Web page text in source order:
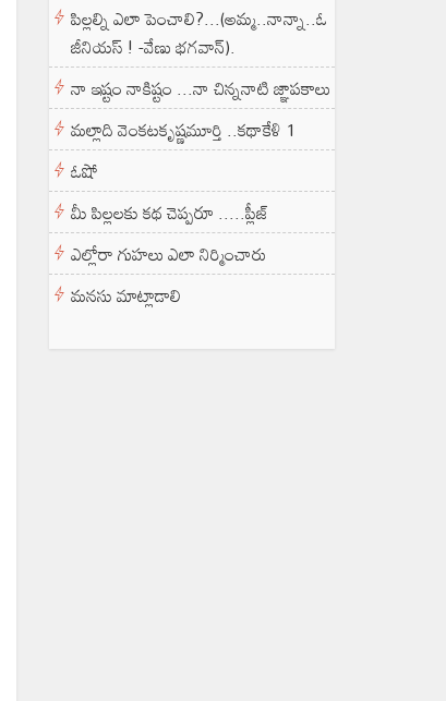
పిల్లల్ని ఎలా పెంచాలి?...(అమ్మ..నాన్నా..ఓ
జీనియస్ ! -వేణు భగవాన్).
నా ఇష్టం నాకిష్టం ...నా చిన్ననాటి జ్ఞాపకాలు
మల్లాది వెంకటకృష్ణమూర్తి ..కథాకేళి 1
ఓషో
మీ పిల్లలకు కథ చెప్పరూ .....ప్లీజ్
ఎల్లోరా గుహలు ఎలా నిర్మించారు
మనసు మాట్లాడాలి